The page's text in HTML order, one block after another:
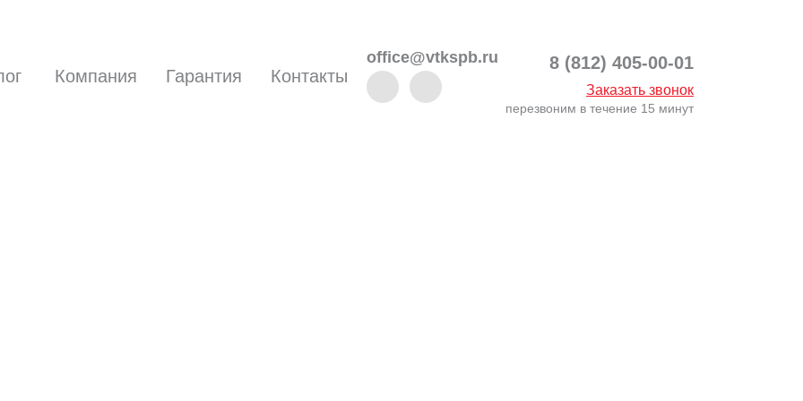
Компания Гарантия Контакты
office@vtkspb.ru 8 (812) 405-00-01
Заказать звонок
перезвоним в течение 15 минут